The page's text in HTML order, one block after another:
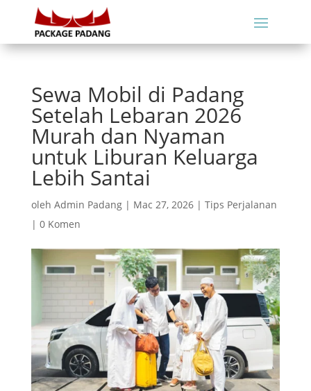
Sewa Mobil di Padang
Setelah Lebaran 2026
Murah dan Nyaman
untuk Liburan Keluarga
Lebih Santai
oleh Admin Padang| Mac 27, 2026| Tips Perjalanan
| 0 Komen